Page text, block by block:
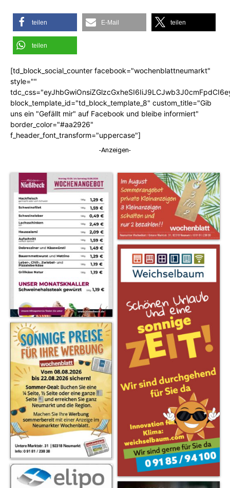
teilen E-Mail teilen
teilen
[td_block_social_counter facebook="wochenblattneumarkt"
style=""
block_template_id="td_block_template_8" custom_title="Gib
uns ein "Gefällt mir" auf Facebook und bleibe informiert"
border_color="#aa2926"
f_header_font_transform="uppercase"]
-Anzeigen-